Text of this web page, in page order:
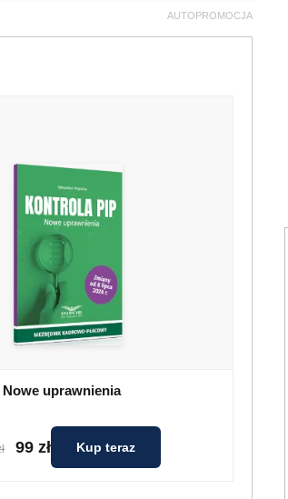
AUTOPROMOCJA
Nowe uprawnienia
99 zł Kup teraz